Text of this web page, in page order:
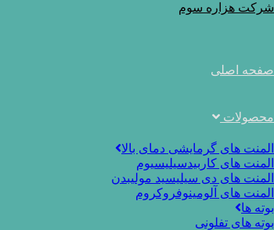
Skip
شرکت هزاره سوم
صفحه اصلی
محصولات
المنت های گرمایشی دمای بالا
المنت های کاربیدسیلیسیوم
المنت های دی سیلیسید مولیبدن
المنت های آلومینوفروکروم
بوته ها
بوته های تفلونی